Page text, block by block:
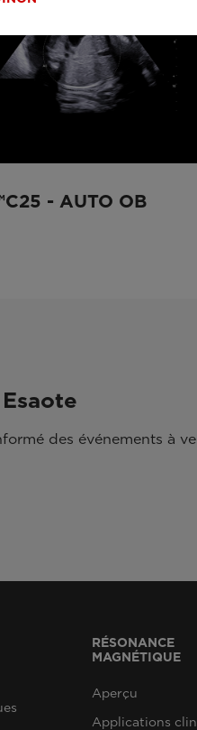
- AUTO OB
des événements à
RÉSONANCE
MAGNÉTIQUE
Aperçu
Applications